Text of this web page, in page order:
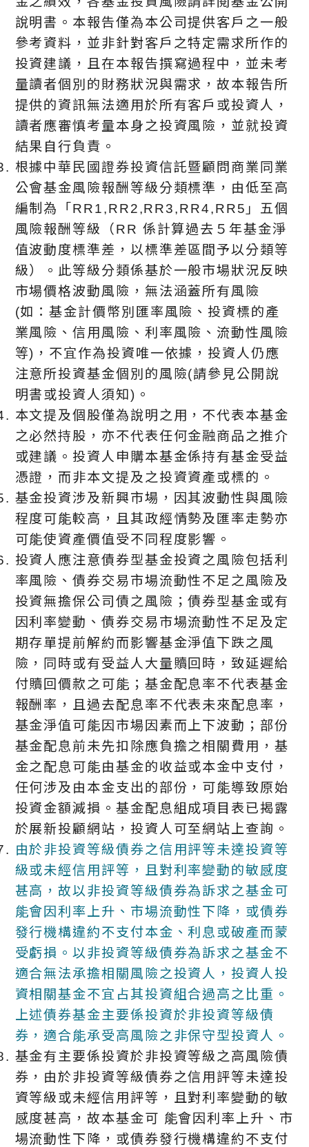
說明書。本報告僅為本公司提供客戶之一般
參考資料，並非針對客戶之特定需求所作的
投資建議，且在本報告撰寫過程中，並未考
量讀者個別的財務狀況與需求，故本報告所
提供的資訊無法適用於所有客戶或投資人，
讀者應審慎考量本身之投資風險，並就投資
結果自行負責。
根據中華⺠國證券投資信託暨顧問商業同業
公會基金風險報酬等級分類標準，由低至高
編制為「RR1,RR2,RR3,RR4,RR5」五個
風險報酬等級（RR 係計算過去５年基金淨
值波動度標準差，以標準差區間予以分類等
級）。此等級分類係基於⼀般市場狀況反映
市場價格波動風險，無法涵蓋所有風險
(如：基金計價幣別匯率風險、投資標的產
業風險、信用風險、利率風險、流動性風險
等)，不宜作為投資唯⼀依據，投資人仍應
注意所投資基金個別的風險(請參見公開說
明書或投資人須知)。
本文提及個股僅為說明之用，不代表本基金
之必然持股，亦不代表任何金融商品之推介
或建議。投資人申購本基金係持有基金受益
憑證，而非本文提及之投資資產或標的。
基金投資涉及新興市場，因其波動性與風險
程度可能較高，且其政經情勢及匯率走勢亦
可能使資產價值受不同程度影響。
投資人應注意債券型基金投資之風險包括利
率風險、債券交易市場流動性不足之風險及
投資無擔保公司債之風險；債券型基金或有
因利率變動、債券交易市場流動性不足及定
期存單提前解約而影響基金淨值下跌之風
險，同時或有受益人大量贖回時，致延遲給
付贖回價款之可能；基金配息率不代表基金
報酬率，且過去配息率不代表未來配息率，
基金淨值可能因市場因素而上下波動；部份
基金配息前未先扣除應負擔之相關費用，基
金之配息可能由基金的收益或本金中支付，
任何涉及由本金支出的部份，可能導致原始
投資金額減損。基金配息組成項目表已揭露
於展新投顧網站，投資人可至網站上查詢。
由於非投資等級債券之信用評等未達投資等
級或未經信用評等，且對利率變動的敏感度
甚高，故以非投資等級債券為訴求之基金可
能會因利率上升、市場流動性下降，或債券
發行機構違約不支付本金、利息或破產而蒙
受虧損。以非投資等級債券為訴求之基金不
適合無法承擔相關風險之投資人，投資人投
資相關基金不宜占其投資組合過高之比重。
上述債券基金主要係投資於非投資等級債
券，適合能承受高風險之非保守型投資人。
基金有主要係投資於非投資等級之高風險債
券，由於非投資等級債券之信用評等未達投
資等級或未經信用評等，且對利率變動的敏
感度甚高，故本基金可 能會因利率上升、市
場流動性下降，或債券發行機構違約不支付